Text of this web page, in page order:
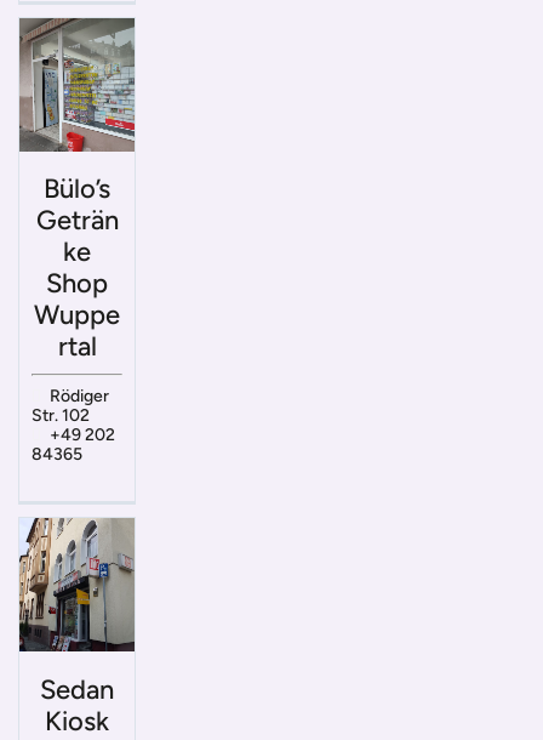
Bülo’s
Geträn
ke
Shop
Wuppe
rtal
Rödiger
Str. 102
+49 202
84365
Sedan
Kiosk